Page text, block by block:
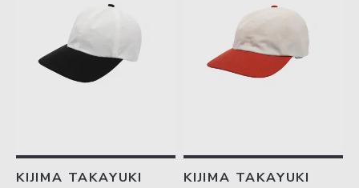
KIJIMA TAKAYUKI KIJIMA TAKAYUKI